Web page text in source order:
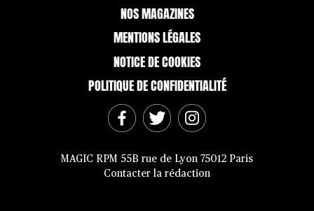
NOS MAGAZINES
MENTIONS LÉGALES
NOTICE DE COOKIES
POLITIQUE DE CONFIDENTIALITÉ
MAGIC RPM 55B rue de Lyon 75012 Paris
Contacter la rédaction